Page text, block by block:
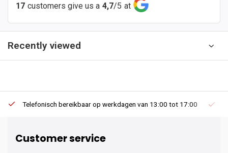
17 customers give us a 4,7/5 at
Recently viewed
Telefonisch bereikbaar op werkdagen van 13:00 tot 17:00
Customer service